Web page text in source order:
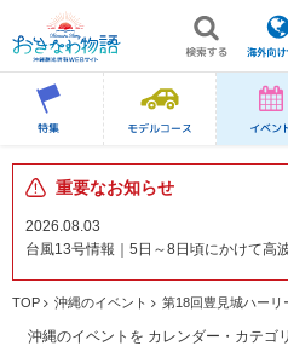
重要なお知らせ
2026.08.03
台風13号情報｜5日～8日頃にかけて高
TOP 沖縄のイベント 第18回豊見城ハーリ
沖縄のイベントを カレンダー・カテゴ